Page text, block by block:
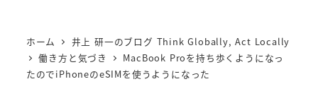
ホーム
井上 研一のブログ Think Globally, Act Locally
働き方と気づき
MacBook Proを持ち歩くようになっ
たのでiPhoneのeSIMを使うようになった